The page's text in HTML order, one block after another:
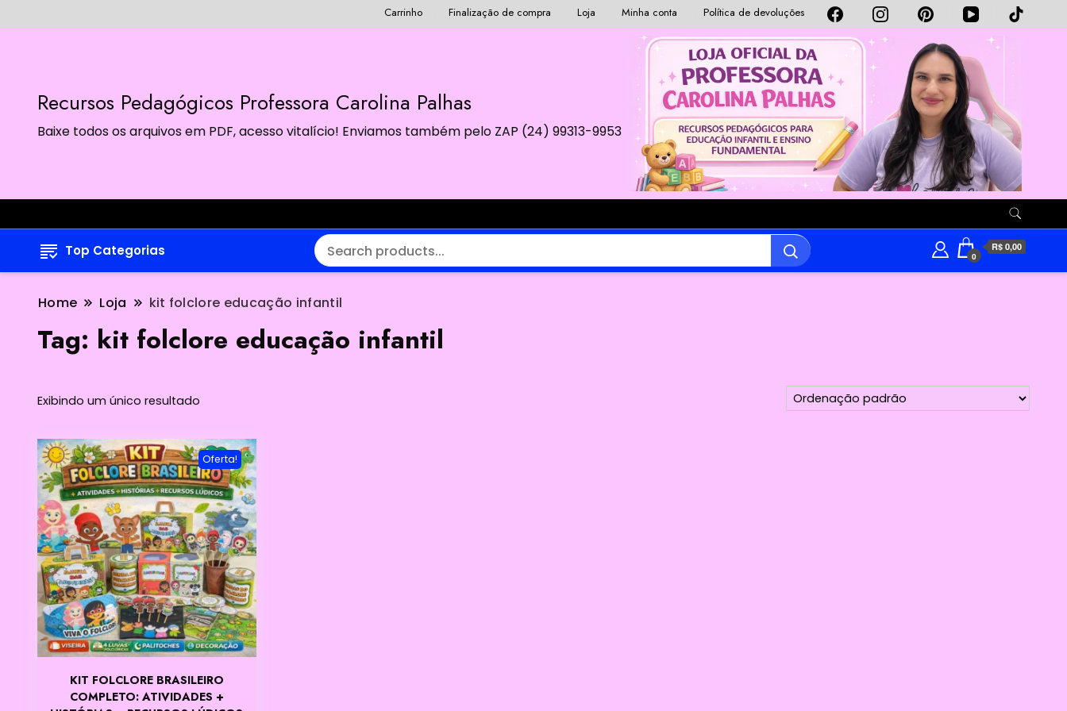
Carrinho Finalização de compra Loja Minha conta Política de devoluções
Recursos Pedagógicos Professora Carolina Palhas
Baixe todos os arquivos em PDF, acesso vitalício! Enviamos também pelo ZAP (24) 99313-9953
Top Categorias 0
R$ 0,00
Home Loja kit folclore educação infantil
Tag: kit folclore educação infantil
Exibindo um único resultado
Oferta!
KIT FOLCLORE BRASILEIRO
COMPLETO: ATIVIDADES +